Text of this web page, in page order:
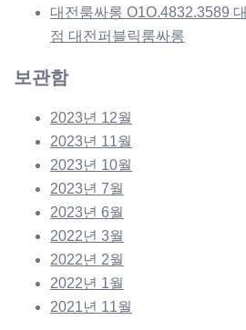
대전룸싸롱 O1O.4832.3589
점 대전퍼블릭룸싸롱
보관함
2023년 12월
2023년 11월
2023년 10월
2023년 7월
2023년 6월
2022년 3월
2022년 2월
2022년 1월
2021년 11월